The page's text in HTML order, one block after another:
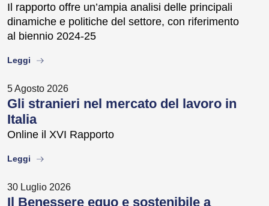
Il rapporto offre un’ampia analisi delle principali
dinamiche e politiche del settore, con riferimento
al biennio 2024-25
Leggi about
5 Agosto 2026
Gli stranieri nel mercato del lavoro in
Italia
Online il XVI Rapporto
Leggi about
30 Luglio 2026
Il Benessere equo e sostenibile a